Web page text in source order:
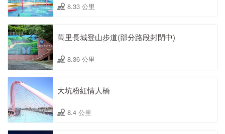
8.33 公里
萬里長城登山步道(部分路段封閉中)
8.36 公里
大坑粉紅情人橋
8.4 公里